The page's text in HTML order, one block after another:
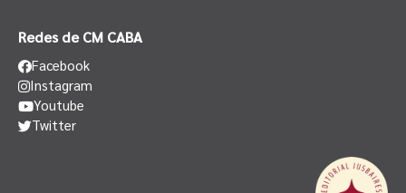
Redes de CM CABA
Facebook
Instagram
Youtube
Twitter